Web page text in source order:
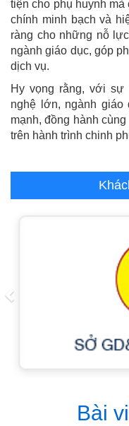
tiện cho phụ huynh
chính minh bạch và
ràng cho những nỗ
ngành giáo dục, góp
dịch vụ.
Hy vọng rằng, với sự
nghệ lớn, ngành giáo
mạnh, đồng hành
trên hành trình chinh
Bài